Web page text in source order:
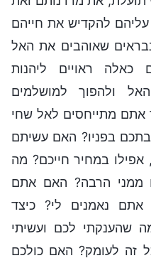
להקדיש את חייהם
שאוהבים את האל
ראויים ליהנות
ולהפוך למושלמים
אתם מתייחסים לאל שחי
בפניו? האם עשיתם
במחיר חייכם? מה
ממני הרבה? האם אתם
אתם נאמנים לי? כיצד
שהענקתי לכם ועשיתי
זה לעומק? האם כולכם